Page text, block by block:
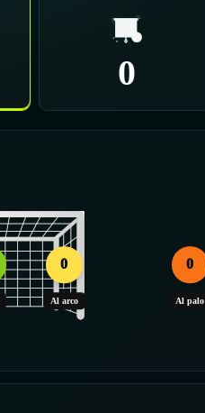
0
0
Al arco
0
Al palo